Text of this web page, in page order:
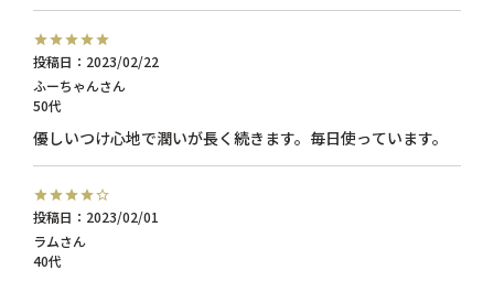
ふーちゃん
50代
投稿日 2023/02/22
優しいつけ心地で潤いが長く続きます。毎日使っています。
ラム
40代
投稿日 2023/02/01